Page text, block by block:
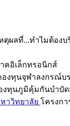
ตุผลที่...ทำไมต้อง
คอิเล็กทรอนิกส์
องทุนจุฬาลงกรณ์บ
งทุนภูมิคุ้มกันบำบัด
าวิทยาลัย โครงก